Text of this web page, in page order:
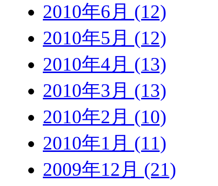
2010年6月 (12)
2010年5月 (12)
2010年4月 (13)
2010年3月 (13)
2010年2月 (10)
2010年1月 (11)
2009年12月 (21)